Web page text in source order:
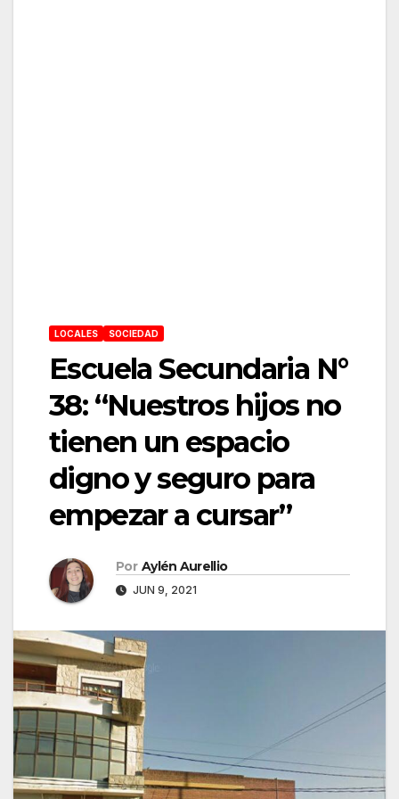
LOCALES SOCIEDAD
Escuela Secundaria N°
38: “Nuestros hijos no
tienen un espacio
digno y seguro para
empezar a cursar”
Por Aylén Aurellio
JUN 9, 2021